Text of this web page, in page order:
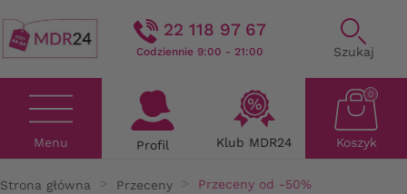
22 118 97 67
Codziennie 9:00 - 21:00 Szukaj
Menu Profil Klub MDR24 Koszyk
0
Strona główna Przeceny Przeceny od -50%